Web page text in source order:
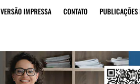
VERSÃO IMPRESSA CONTATO PUBLICAÇÕES